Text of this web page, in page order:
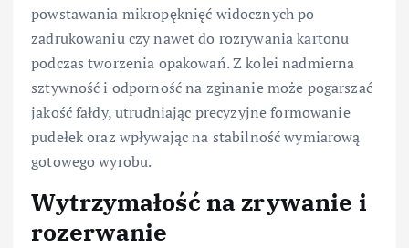
powstawania mikropęknięć widocznych po
zadrukowaniu czy nawet do rozrywania kartonu
podczas tworzenia opakowań. Z kolei nadmierna
sztywność i odporność na zginanie może pogarszać
jakość fałdy, utrudniając precyzyjne formowanie
pudełek oraz wpływając na stabilność wymiarową
gotowego wyrobu.
Wytrzymałość na zrywanie i
rozerwanie